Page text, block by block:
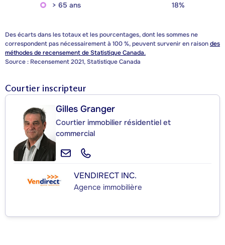
> 65 ans
18%
Des écarts dans les totaux et les pourcentages, dont les sommes ne
correspondent pas nécessairement à 100 %, peuvent survenir en raisondes
méthodes de recensement de Statistique Canada.
Source : Recensement 2021, Statistique Canada
Courtier inscripteur
Gilles Granger
Courtier immobilier résidentiel et
commercial
VENDIRECT INC.
Agence immobilière